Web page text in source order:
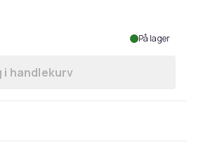
På lager
Legg Bresser Optics
i handlekurv